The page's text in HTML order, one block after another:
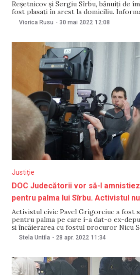
Reșetnicov și Sergiu Sîrbu, bănuiți de
fost plasați în arest la domiciliu.
confirmată pentru NM de către
Ciocana din 26.05.2022 și 27.05.2022,
Viorica Rusu - 30 mai 2022 12:08
Justiție
DOC Judecătorii vor să-l
pentru palma lui Sîrbu. Activistul
Activistul civic Pavel Grigorciuc a fost
pentru palma pe care i-a dat-o ex-
și încăierarea cu fostul procuror Nicu
penală a căzut sub incidența legii
celei de-a 30-a aniversări de la
Stela Untila - 28 apr. 2022 11:34